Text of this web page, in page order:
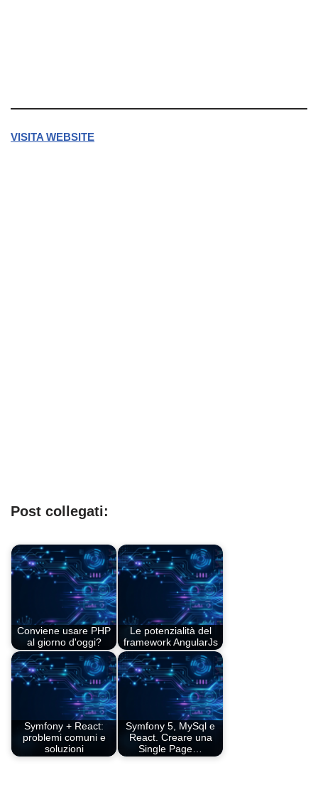
VISITA WEBSITE
Post collegati:
Conviene usare PHP
al giorno d'oggi?
Le potenzialità del
framework AngularJs
Symfony + React:
problemi comuni e
soluzioni
Symfony 5, MySql e
React. Creare una
Single Page…